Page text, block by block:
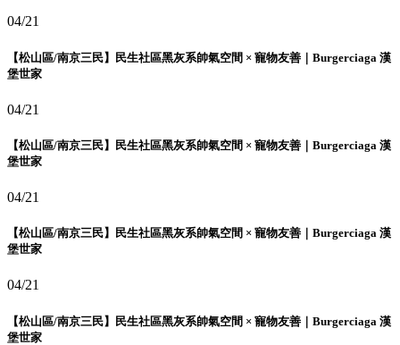
04/21
【松山區/南京三民】民生社區黑灰系帥氣空間 × 寵物友善｜Burgerciaga 漢
堡世家
04/21
【松山區/南京三民】民生社區黑灰系帥氣空間 × 寵物友善｜Burgerciaga 漢
堡世家
04/21
【松山區/南京三民】民生社區黑灰系帥氣空間 × 寵物友善｜Burgerciaga 漢
堡世家
04/21
【松山區/南京三民】民生社區黑灰系帥氣空間 × 寵物友善｜Burgerciaga 漢
堡世家